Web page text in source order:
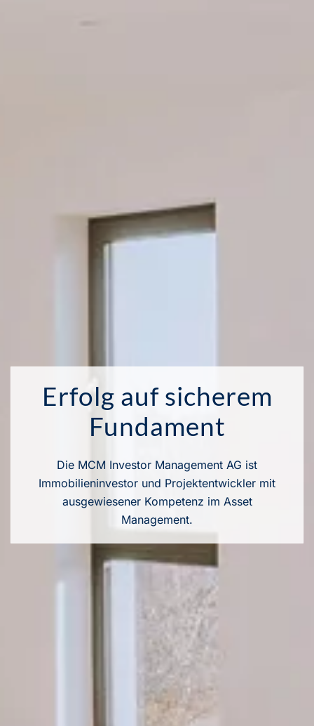
Erfolg auf sicherem
Fundament
Die MCM Investor Management AG ist
Immobilieninvestor und Projektentwickler mit
ausgewiesener Kompetenz im Asset
Management.